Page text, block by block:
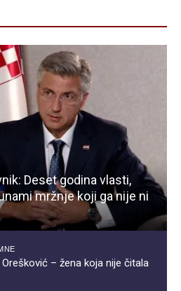
Deset godina vlasti,
mržnje koji ga nije ni
Orešković – žena koja nije čitala